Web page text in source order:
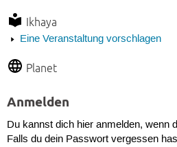
Ikhaya
Eine Veranstaltung vorschlagen
Planet
Anmelden
Du kannst dich hier anmelden, wenn
Falls du dein Passwort vergessen